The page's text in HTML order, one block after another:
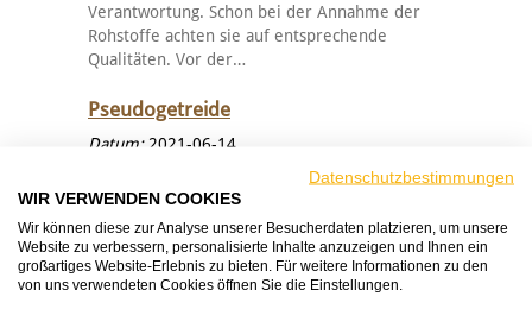
Verantwortung. Schon bei der Annahme der
Rohstoffe achten sie auf entsprechende
Qualitäten. Vor der…
Pseudogetreide
Datum:2021-06-14
Datenschutzbestimmungen
WIR VERWENDEN COOKIES
Wir können diese zur Analyse unserer Besucherdaten platzieren, um unsere
Website zu verbessern, personalisierte Inhalte anzuzeigen und Ihnen ein
großartiges Website-Erlebnis zu bieten. Für weitere Informationen zu den
von uns verwendeten Cookies öffnen Sie die Einstellungen.